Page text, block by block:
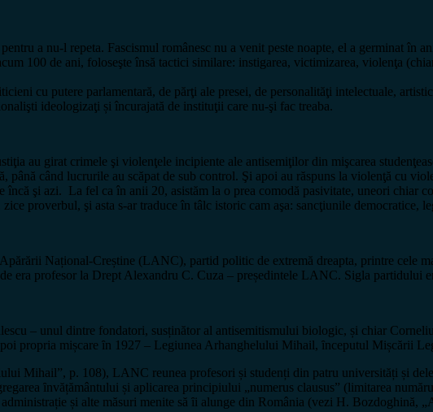
a nu-l repeta. Fascismul românesc nu a venit peste noapte, el a germinat în
100 de ani, foloseşte însă tactici similare: instigarea, victimizarea, violenţa
cu putere parlamentară, de părţi ale presei, de personalităţi intelectuale,
ideologizaţi și încurajată de instituţii care nu-şi fac treaba.
au girat crimele şi violenţele incipiente ale antisemiţilor din mişcarea
când lucrurile au scăpat de sub control. Şi apoi au răspuns la violenţă cu
încă şi azi. La fel ca în anii 20, asistăm la o prea comodă pasivitate, uneori chiar
proverbul, şi asta s-ar traduce în tâlc istoric cam aşa: sancţiunile democratice,
Național-Creștine (LANC), partid politic de extremă dreapta, printre cele
era profesor la Drept Alexandru C. Cuza – președintele LANC. Sigla partidului
– unul dintre fondatori, susținător al antisemitismului biologic, și chiar
propria mișcare ȋn 1927 – Legiunea Arhanghelului Mihail, ȋnceputul Mișcării
Mihail”, p. 108), LANC reunea profesori și studenți din patru universități și
ȋnvățământului și aplicarea principiului „numerus clausus” (limitarea
și alte măsuri menite să ȋi alunge din România (vezi H. Bozdoghină,